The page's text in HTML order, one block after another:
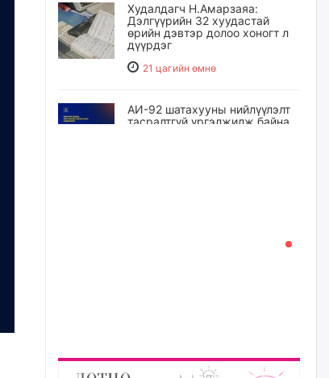
Худалдагч Н.Амарзаяа:
Дэлгүүрийн 32 хуудастай
өрийн дэвтэр долоо хоногт л
дүүрдэг
21 цагийн өмнө
АИ-92 шатахууны нийлүүлэлт
тасралтгүй үргэлжилж байна